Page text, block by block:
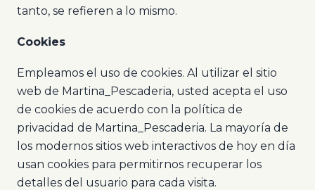
tanto, se refieren a lo mismo.
Cookies
Empleamos el uso de cookies. Al utilizar el sitio
web de Martina_Pescaderia, usted acepta el uso
de cookies de acuerdo con la política de
privacidad de Martina_Pescaderia. La mayoría de
los modernos sitios web interactivos de hoy en día
usan cookies para permitirnos recuperar los
detalles del usuario para cada visita.